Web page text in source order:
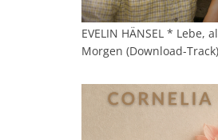
EVELIN HÄNSEL * Lebe,
Morgen (Download-Track)